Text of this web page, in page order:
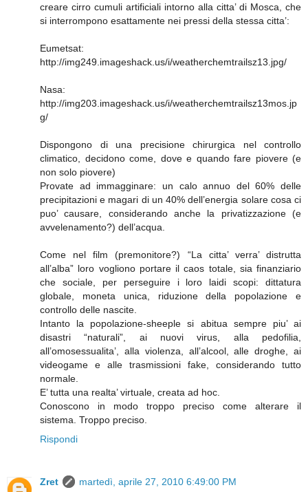
creare cirro cumuli artificiali intorno alla citta’ di Mosca, che
si interrompono esattamente nei pressi della stessa citta’:
Eumetsat:
http://img249.imageshack.us/i/weatherchemtrailsz13.jpg/
Nasa:
http://img203.imageshack.us/i/weatherchemtrailsz13mos.jp
g/
Dispongono di una precisione chirurgica nel controllo
climatico, decidono come, dove e quando fare piovere (e
non solo piovere)
Provate ad immagginare: un calo annuo del 60% delle
precipitazioni e magari di un 40% dell’energia solare cosa ci
puo’ causare, considerando anche la privatizzazione (e
avvelenamento?) dell’acqua.
Come nel film (premonitore?) “La citta’ verra’ distrutta
all’alba” loro vogliono portare il caos totale, sia finanziario
che sociale, per perseguire i loro laidi scopi: dittatura
globale, moneta unica, riduzione della popolazione e
controllo delle nascite.
Intanto la popolazione-sheeple si abitua sempre piu’ ai
disastri “naturali”, ai nuovi virus, alla pedofilia,
all’omosessualita’, alla violenza, all’alcool, alle droghe, ai
videogame e alle trasmissioni fake, considerando tutto
normale.
E’ tutta una realta’ virtuale, creata ad hoc.
Conoscono in modo troppo preciso come alterare il
sistema. Troppo preciso.
Rispondi
Zret
martedì, aprile 27, 2010 6:49:00 PM